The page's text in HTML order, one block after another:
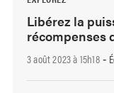
Libérez la
récompenses
3 août 2023 à 15h18-